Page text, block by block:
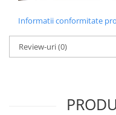
Informatii conformitate
Review-uri(0)